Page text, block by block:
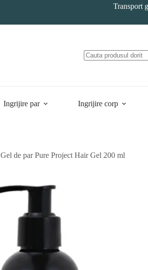
Transport
Ingrijire par Ingrijire corp
Gel de par Pure Project Hair Gel 200 ml